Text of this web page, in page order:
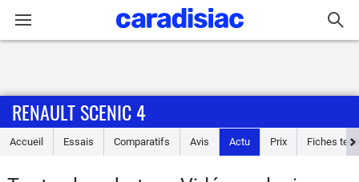
Accueil
RENAULT SCENIC 4
Accueil Essais Comparatifs Avis Actu Prix Fiches